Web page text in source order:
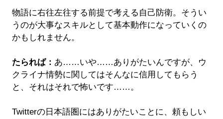
物語に右往左往する前提で考える自己防衛。そうい
うのが大事なスキルとして基本動作になっていくの
かもしれません。
たられば： あ……いや……ありがたいんですが、ウ
クライナ情勢に関してはそんなに信用してもらう
と、それはそれで怖いです……。
Twitterの日本語圏にはありがたいことに、頼もしい